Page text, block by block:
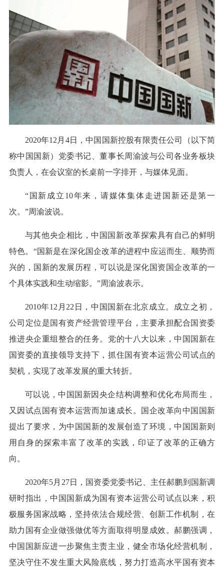
2020年12月4日，中国国新控股有限责任公司（以下简
称中国国新）党委书记、董事长周渝波与公司各业务板块
负责人，在会议室的长桌前一字排开，与媒体见面。
“国新成立10年来，请媒体集体走进国新还是第一
次。”周渝波说。
与其他央企相比，中国国新改革探索具有自己的鲜明
特色。“国新是在深化国企改革的进程中应运而生、顺势而
兴的，国新的发展历程，可以说是深化国资国企改革的一
个具体实践和生动缩影。”周渝波表示。
2010年12月22日，中国国新在北京成立。成立之初，
公司定位是国有资产经营管理平台，主要承担配合国资委
推进央企重组整合的任务。党的十八大以来，中国国新在
国资委的直接领导支持下，抓住国有资本运营公司试点的
契机，实现了改革发展的重大转折。
可以说，中国国新因央企结构调整和优化布局而生，
又因试点国有资本运营而加速成长。国企改革向中国国新
提出了要求，为中国国新的发展创造了环境，中国国新则
用自身的探索丰富了改革的实践，印证了改革的正确方
向。
2020年5月27日，国资委党委书记、主任郝鹏到国新调
研时指出，中国国新成为国有资本运营公司试点以来，积
极服务国家战略，坚持依法合规经营、创新工作机制，在
助力国有企业做强做优等方面取得明显成效。郝鹏强调，
中国国新应进一步聚焦主责主业，健全市场化经营机制，
坚决守住不发生重大风险底线，努力打造高水平国有资本